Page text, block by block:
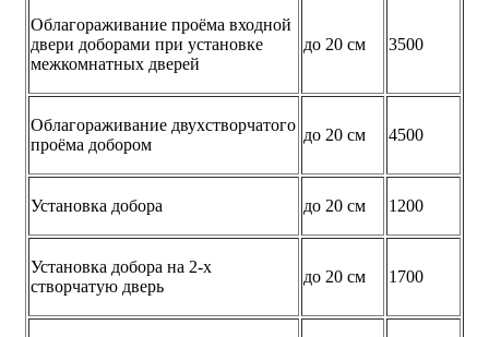
Облагораживание проёма входной
двери доборами при установке
межкомнатных дверей
до 20 см 3500
Облагораживание двухстворчатого
проёма добором
до 20 см 4500
Установка добора до 20 см 1200
Установка добора на 2-х
створчатую дверь
до 20 см 1700